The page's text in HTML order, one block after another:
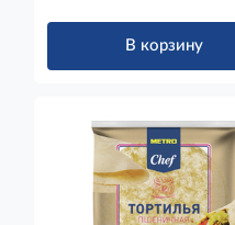
В корзину